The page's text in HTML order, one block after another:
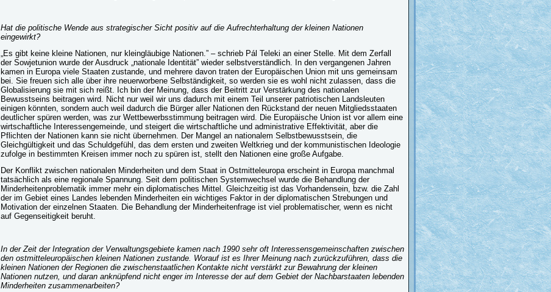
Hat die politische Wende aus strategischer Sicht positiv auf die Aufrechterhaltung der kleinen Nationen
eingewirkt?
„Es gibt keine kleine Nationen, nur kleingläubige Nationen.” – schrieb Pál Teleki an einer Stelle. Mit dem Zerfall
der Sowjetunion wurde der Ausdruck „nationale Identität” wieder selbstverständlich. In den vergangenen Jahren
kamen in Europa viele Staaten zustande, und mehrere davon traten der Europäischen Union mit uns gemeinsam
bei. Sie freuen sich alle über ihre neuerworbene Selbständigkeit, so werden sie es wohl nicht zulassen, dass die
Globalisierung sie mit sich reißt. Ich bin der Meinung, dass der Beitritt zur Verstärkung des nationalen
Bewusstseins beitragen wird. Nicht nur weil wir uns dadurch mit einem Teil unserer patriotischen Landsleuten
einigen könnten, sondern auch weil dadurch die Bürger aller Nationen den Rückstand der neuen Mitgliedsstaaten
deutlicher spüren werden, was zur Wettbewerbsstimmung beitragen wird. Die Europäische Union ist vor allem eine
wirtschaftliche Interessengemeinde, und steigert die wirtschaftliche und administrative Effektivität, aber die
Pflichten der Nationen kann sie nicht übernehmen. Der Mangel an nationalem Selbstbewusstsein, die
Gleichgültigkeit und das Schuldgefühl, das dem ersten und zweiten Weltkrieg und der kommunistischen Ideologie
zufolge in bestimmten Kreisen immer noch zu spüren ist, stellt den Nationen eine große Aufgabe.
Der Konflikt zwischen nationalen Minderheiten und dem Staat in Ostmitteleuropa erscheint in Europa manchmal
tatsächlich als eine regionale Spannung. Seit dem politischen Systemwechsel wurde die Behandlung der
Minderheitenproblematik immer mehr ein diplomatisches Mittel. Gleichzeitig ist das Vorhandensein, bzw. die Zahl
der im Gebiet eines Landes lebenden Minderheiten ein wichtiges Faktor in der diplomatischen Strebungen und
Motivation der einzelnen Staaten. Die Behandlung der Minderheitenfrage ist viel problematischer, wenn es nicht
auf Gegenseitigkeit beruht.
In der Zeit der Integration der Verwaltungsgebiete kamen nach 1990 sehr oft Interessensgemeinschaften zwischen
den ostmitteleuropäischen kleinen Nationen zustande. Worauf ist es Ihrer Meinung nach zurückzuführen, dass die
kleinen Nationen der Regionen die zwischenstaatlichen Kontakte nicht verstärkt zur Bewahrung der kleinen
Nationen nutzen, und daran anknüpfend nicht enger im Interesse der auf dem Gebiet der Nachbarstaaten lebenden
Minderheiten zusammenarbeiten?